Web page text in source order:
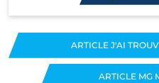
ARTICLE J'AI
ARTICLE MG